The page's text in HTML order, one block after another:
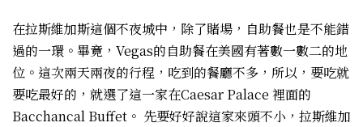
在拉斯維加斯這個不夜城中，除了賭場，自助餐也是不能錯
過的一環。畢竟，Vegas的自助餐在美國有著數一數二的地
位。這次兩天兩夜的行程，吃到的餐廳不多，所以，要吃就
要吃最好的，就選了這一家在Caesar Palace 裡面的
Bacchancal Buffet。 先要好好說這家來頭不小，拉斯維加